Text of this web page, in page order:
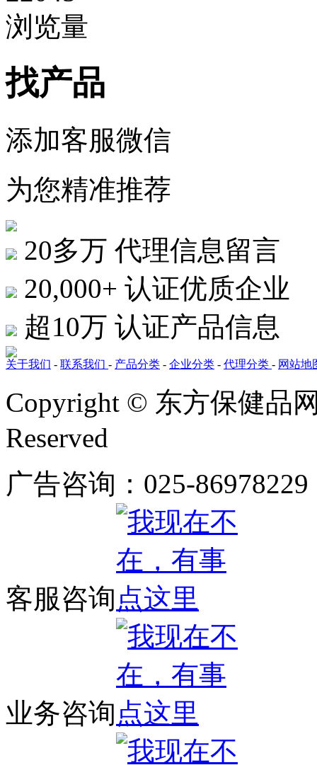
浏览量
找产品
添加客服微信
为您精准推荐
20多万 代理信息留言
20,000+ 认证优质企业
超10万 认证产品信息
关于我们 - 联系我们 - 产品分类 - 企业分类 - 代理分类 - 网站地
Copyright © 东方保健品
Reserved
广告咨询：025-
客服咨询
业务咨询